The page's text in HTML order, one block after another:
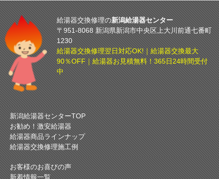
給湯器交換修理の新潟給湯器センター
〒951-8068 新潟県新潟市中央区上大川前通七番町
1230
給湯器交換修理翌日対応OK!｜給湯器交換最大
90％OFF｜給湯器お見積無料！365日24時間受付
中
新潟給湯器センターTOP
お勧め！激安給湯器
給湯器商品ラインナップ
給湯器交換修理施工例
お客様のお喜びの声
新着情報一覧